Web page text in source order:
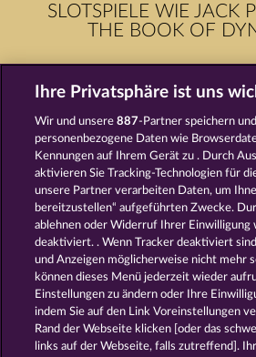
SLOTSPIELE WIE JACK
THE BOOK OF
CLEOPATRA'S CROWN
PHARAOS RICHES
Ihre Privatsphäre ist uns
Wir und unsere887-Partner speichern
personenbezogene Daten wie
Kennungen auf Ihrem Gerät zu . Durch
aktivieren Sie Tracking-Technologien für
unsere Partner verarbeiten Daten, um
bereitzustellen“ aufgeführten Zwecke.
ablehnen oder Widerruf Ihrer Einwilligung
deaktiviert. . Wenn Tracker deaktiviert
und Anzeigen möglicherweise nicht mehr
können dieses Menü jederzeit wieder
Einstellungen zu ändern oder Ihre
indem Sie auf den Link Voreinstellungen
Rand der Webseite klicken [oder das
links auf der Webseite, falls zutreffend].